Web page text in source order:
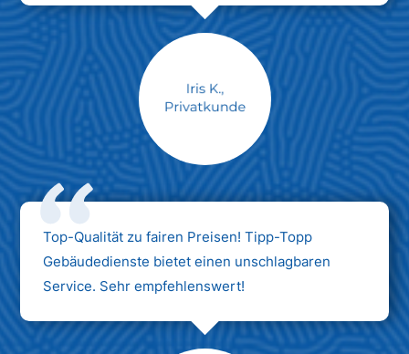
Max Mustermann
Unternehmen AG
Top-Qualität zu fairen Preisen! Tipp-Topp
Gebäudedienste bietet einen unschlagbaren
Service. Sehr empfehlenswert!